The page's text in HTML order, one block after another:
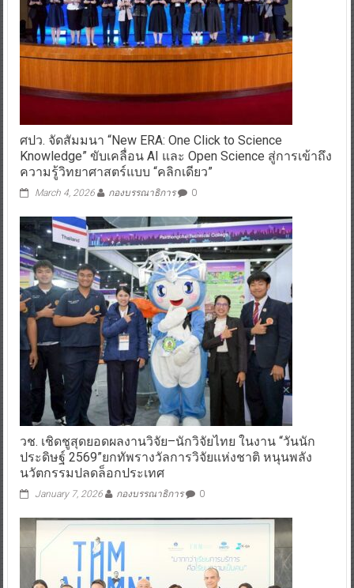
ศปว. จัดสัมมนา “New ERA: One Click to Science
Knowledge” ขับเคลื่อน AI และ Open Science สู่การเข้าถึง
ความรู้วิทยาศาสตร์แบบ “คลิกเดียว”
March 4, 2026 กองบรรณาธิการ 0
วช. เชิดชูสุดยอดผลงานวิจัย–นักวิจัยไทย ในงาน “วันนัก
ประดิษฐ์ 2569”ยกทัพรางวัลการวิจัยแห่งชาติ หนุนพลัง
นวัตกรรมปลดล็อกประเทศ
January 7, 2026 กองบรรณาธิการ 0